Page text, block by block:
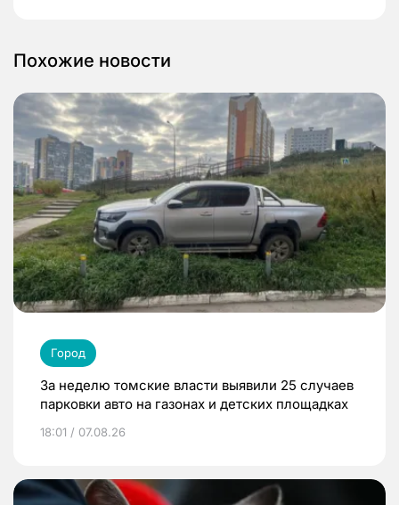
Похожие новости
Город
За неделю томские власти выявили 25 случаев
парковки авто на газонах и детских площадках
18:01 / 07.08.26